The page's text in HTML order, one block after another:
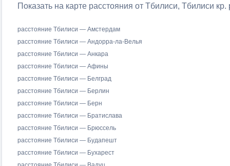
Показать на карте расстояния от Тбилиси, Тбилиси
расстояние Тбилиси — Амстердам
расстояние Тбилиси — Андорра-ла-Велья
расстояние Тбилиси — Анкара
расстояние Тбилиси — Афины
расстояние Тбилиси — Белград
расстояние Тбилиси — Берлин
расстояние Тбилиси — Берн
расстояние Тбилиси — Братислава
расстояние Тбилиси — Брюссель
расстояние Тбилиси — Будапешт
расстояние Тбилиси — Бухарест